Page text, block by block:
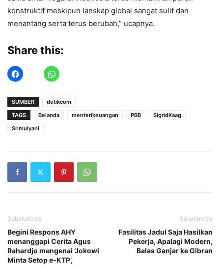
konstruktif meskipun lanskap global sangat sulit dan
menantang serta terus berubah,” ucapnya.
Share this:
SUMBER
detikcom
TAGS
Belanda menterikeuangan PBB
SigridKaag
Srimulyani
Sebelumnya
Begini Respons AHY
menanggapi Cerita Agus
Rahardjo mengenai ‘Jokowi
Minta Setop e-KTP’,
Selanjutnya
Fasilitas Jadul Saja Hasilkan
Pekerja, Apalagi Modern,
Balas Ganjar ke Gibran